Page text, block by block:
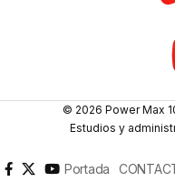
© 2026 Power Max
Estudios y
Portada